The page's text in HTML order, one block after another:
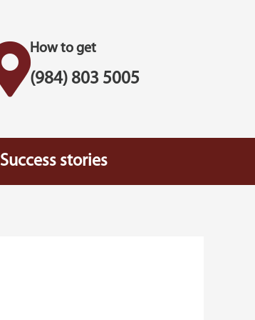
How to get
(984) 803 5005
Success stories